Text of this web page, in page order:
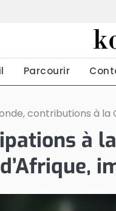
Parcourir
contributions à
à